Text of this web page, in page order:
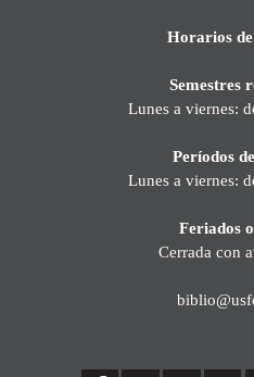
Horarios
Semestres
Lunes a viernes:
Períodos
Lunes a viernes:
Feriados
Cerrada con